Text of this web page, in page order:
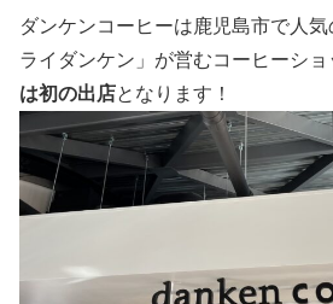
ダンケンコーヒーは鹿児島市で人
ライダンケン」が営むコーヒーショ
は初の出店となります！